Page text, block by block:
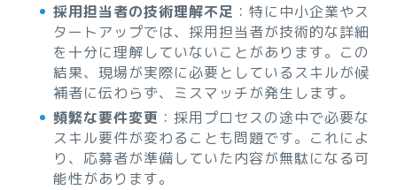
採用担当者の技術理解不足 ：特に中小企業やス
タートアップでは、採用担当者が技術的な詳細
を十分に理解していないことがあります。この
結果、現場が実際に必要としているスキルが候
補者に伝わらず、ミスマッチが発生します。
頻繁な要件変更 ：採用プロセスの途中で必要な
スキル要件が変わることも問題です。これによ
り、応募者が準備していた内容が無駄になる可
能性があります。